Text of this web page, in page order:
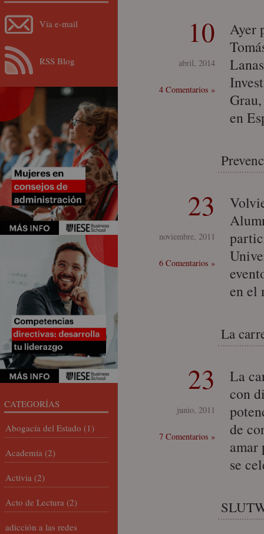
10
abril, 2014
4 Comentarios »
Ayer
en
23
noviembre, 2011
6 Comentarios »
en el
La
23
junio, 2011
7 Comentarios »
La
con
de
amar
se
Vía e-mail
RSS Blog
CATEGORÍAS
Abogacía del Estado (1)
Academia (2)
Activia (2)
Acto de Lectura (2)
adicción a las redes